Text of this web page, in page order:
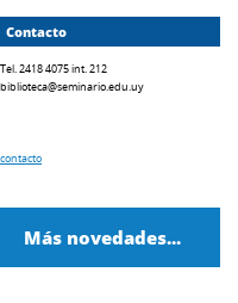
Contacto
Tel. 2418 4075 int. 212
biblioteca@seminario.edu.uy
contacto
Más novedades...